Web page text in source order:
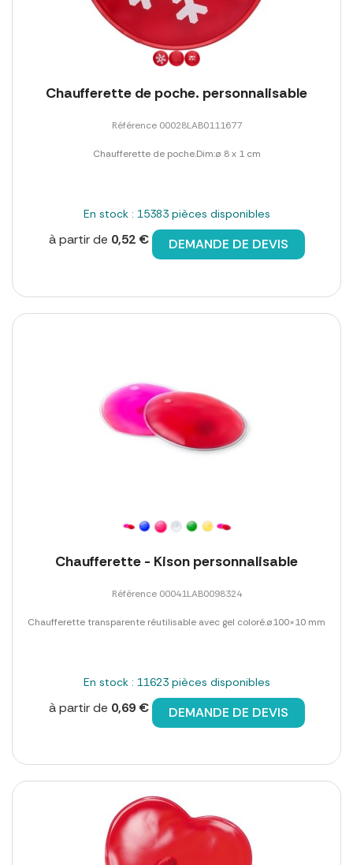
Chaufferette de poche. personnalisable
Référence 00028LAB0111677
Chaufferette de poche.Dim:ø 8 x 1 cm
En stock : 15383 pièces disponibles
à partir de 0,52 € DEMANDE DE DEVIS
Chaufferette - Kison personnalisable
Référence 00041LAB0098324
Chaufferette transparente réutilisable avec gel coloré.ø100×10 mm
En stock : 11623 pièces disponibles
à partir de 0,69 € DEMANDE DE DEVIS